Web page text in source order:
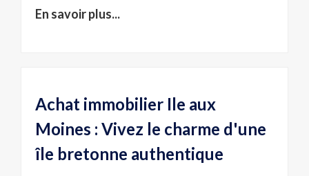
En savoir plus...
Achat immobilier Ile aux
Moines : Vivez le charme d'une
île bretonne authentique